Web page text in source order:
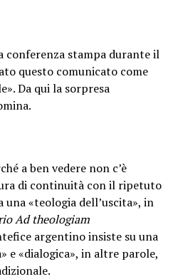
conferenza stampa durante il
questo comunicato come
Da qui la sorpresa
a ben vedere non c’è
di continuità con il ripetuto
una «teologia dell’uscita», in
Ad theologiam
argentino insiste su una
e «dialogica», in altre parole,